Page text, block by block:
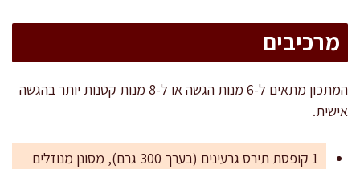
מרכיבים
המתכון מתאים ל-6 מנות הגשה או ל-8 מנות קטנות יותר בהגשה
אישית.
1 קופסת תירס גרעינים (בערך 300 גרם), מסונן מנוזלים